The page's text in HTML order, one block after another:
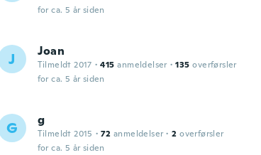
for ca. 5 år siden
J Joan
Tilmeldt 2017 · 415 anmeldelser · 135 overførsler
for ca. 5 år siden
G g
Tilmeldt 2015 · 72 anmeldelser · 2 overførsler
for ca. 5 år siden